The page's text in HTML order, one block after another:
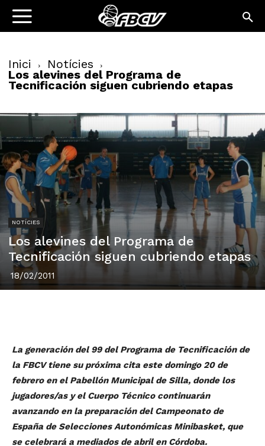
Inici Notícies
Los alevines del Programa de
Tecnificación siguen cubriendo etapas
NOTÍCIES
Los alevines del Programa de
Tecnificación siguen cubriendo etapas
18/02/2011
La generación del 99 del Programa de Tecnificación de
la FBCV tiene su próxima cita este domingo 20 de
febrero en el Pabellón Municipal de Silla, donde los
jugadores/as y el Cuerpo Técnico continuarán
avanzando en la preparación del Campeonato de
España de Selecciones Autonómicas Minibasket, que
se celebrará a mediados de abril en Córdoba.